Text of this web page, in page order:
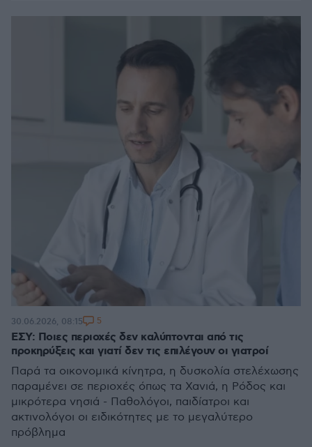
ΕΣΥ: Ποιες περιοχές δεν καλύπτονται από τις
προκηρύξεις και γιατί δεν τις επιλέγουν οι γιατροί
Παρά τα οικονομικά κίνητρα, η δυσκολία στελέχωσης
παραμένει σε περιοχές όπως τα Χανιά, η Ρόδος και
μικρότερα νησιά - Παθολόγοι, παιδίατροι και
ακτινολόγοι οι ειδικότητες με το μεγαλύτερο
πρόβλημα
30.06.2026, 08:15 5